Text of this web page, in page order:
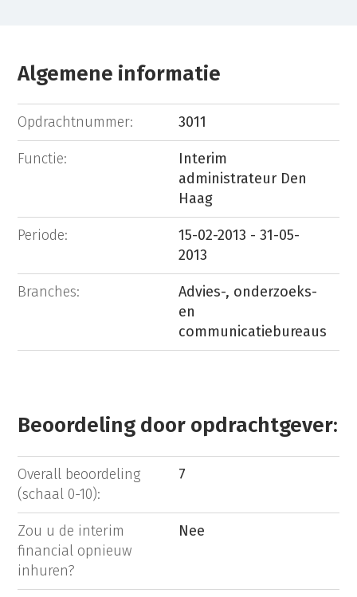
Algemene informatie
Opdrachtnummer: 3011
Functie:
Interim
administrateur Den
Haag
Periode:
15-02-2013 - 31-05-
2013
Branches:
Advies-, onderzoeks-
en
communicatiebureaus
Beoordeling door opdrachtgever:
Overall beoordeling
(schaal 0-10):
7
Zou u de interim
financial opnieuw
inhuren?
Nee